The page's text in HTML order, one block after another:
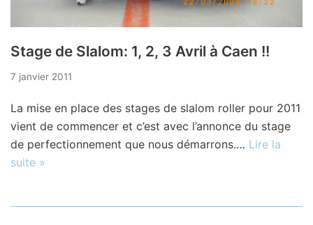
Stage de Slalom: 1, 2, 3 Avril à Caen !!
7 janvier 2011
La mise en place des stages de slalom roller pour 2011
vient de commencer et c’est avec l’annonce du stage
de perfectionnement que nous démarrons.… Lire la
suite »